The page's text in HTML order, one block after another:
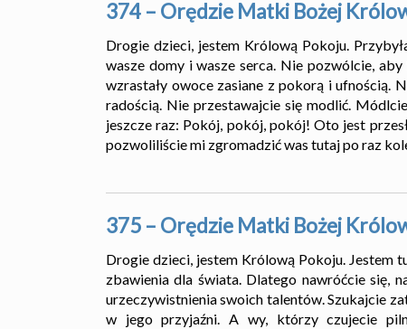
374 – Orędzie Matki Bożej
Drogie dzieci, jestem Królową Pokoju.
wasze domy i wasze serca. Nie pozwólcie,
wzrastały owoce zasiane z pokorą i ufnością.
radością. Nie przestawajcie się modlić.
jeszcze raz: Pokój, pokój, pokój! Oto jest
pozwoliliście mi zgromadzić was tutaj po raz
375 – Orędzie Matki Bożej
Drogie dzieci, jestem Królową Pokoju. Jestem
zbawienia dla świata. Dlatego nawróćcie się,
urzeczywistnienia swoich talentów. Szukajcie
w jego przyjaźni. A wy, którzy czujecie